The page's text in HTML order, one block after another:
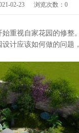
02-23 浏览次数： 0
视自家花园的修整
计应该如何做的问题